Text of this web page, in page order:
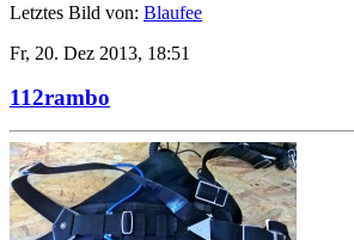
Letztes Bild von: Blaufee
Fr, 20. Dez 2013, 18:51
112rambo